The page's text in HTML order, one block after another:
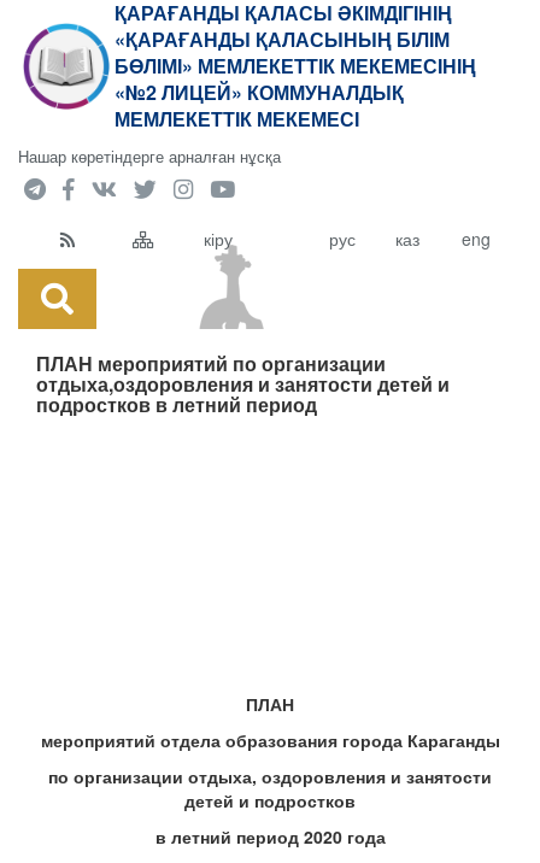
ҚАРАҒАНДЫ ҚАЛАСЫ ӘКІМДІГІНІҢ
«ҚАРАҒАНДЫ ҚАЛАСЫНЫҢ БІЛІМ
БӨЛІМІ» МЕМЛЕКЕТТІК МЕКЕМЕСІНІҢ
«№2 ЛИЦЕЙ» КОММУНАЛДЫҚ
МЕМЛЕКЕТТІК МЕКЕМЕСІ
Нашар көретіндерге арналған нұсқа
кіру рус каз eng
ПЛАН мероприятий по организации
отдыха,оздоровления и занятости детей и
подростков в летний период
ПЛАН
мероприятий отдела образования города Караганды
по организации отдыха, оздоровления и занятости
детей и подростков
в летний период 2020 года